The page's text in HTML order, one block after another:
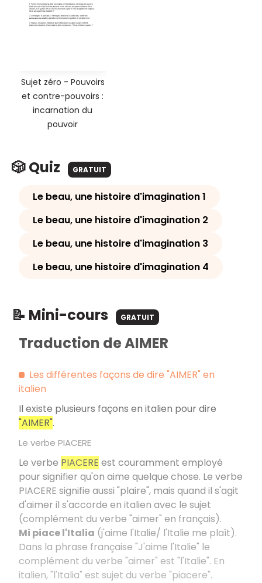
Sujet zéro - Pouvoirs
et contre-pouvoirs :
incarnation du
pouvoir
🎲 Quiz GRATUIT
Le beau, une histoire d'imagination 1
Le beau, une histoire d'imagination 2
Le beau, une histoire d'imagination 3
Le beau, une histoire d'imagination 4
📝 Mini-cours GRATUIT
Traduction de AIMER
Les différentes façons de dire "AIMER" en
italien
Il existe plusieurs façons en italien pour dire
"AIMER".
Le verbe PIACERE
Le verbe PIACERE est couramment employé
pour signifier qu'on aime quelque chose. Le verbe
PIACERE signifie aussi "plaire", mais quand il s'agit
d'aimer il s'accorde en italien avec le sujet
(complément du verbe "aimer" en français).
Mi piace l'Italia (j'aime l'Italie/ l'Italie me plaît).
Dans la phrase française "J'aime l'Italie" le
complément du verbe "aimer" est "l'Italie". En
italien, "l'Italia" est sujet du verbe "piacere".